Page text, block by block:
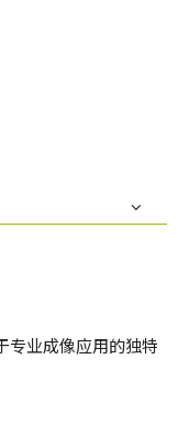
专业成像应用的独特